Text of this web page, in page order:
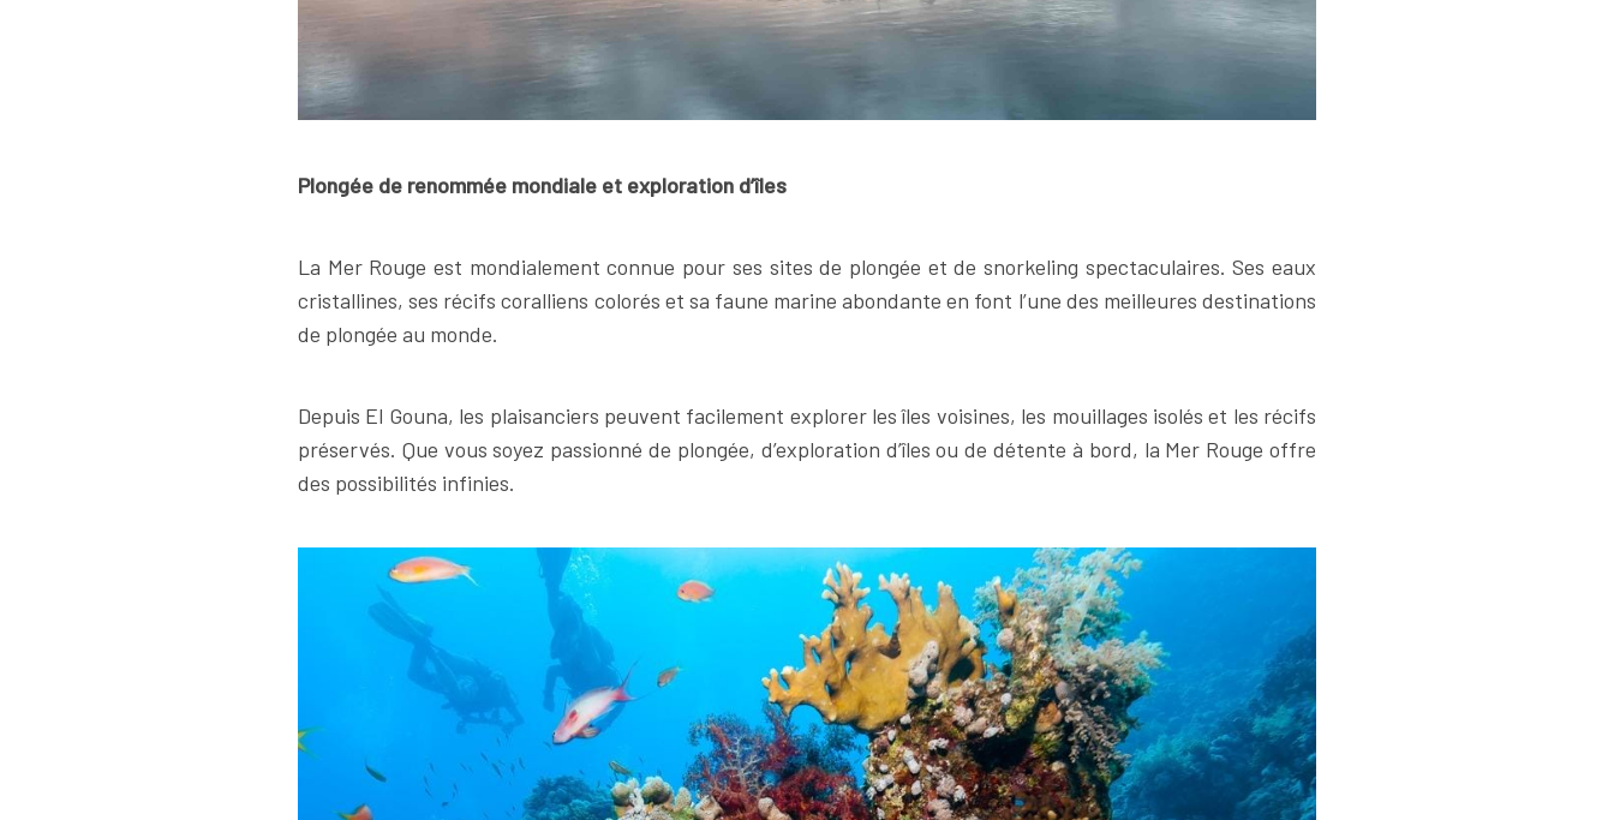
Plongée de renommée mondiale et exploration d’îles
La Mer Rouge est mondialement connue pour ses sites de plongée et de snorkeling spectaculaires. Ses eaux
cristallines, ses récifs coralliens colorés et sa faune marine abondante en font l’une des meilleures destinations
de plongée au monde.
Depuis El Gouna, les plaisanciers peuvent facilement explorer les îles voisines, les mouillages isolés et les récifs
préservés. Que vous soyez passionné de plongée, d’exploration d’îles ou de détente à bord, la Mer Rouge offre
des possibilités infinies.